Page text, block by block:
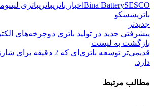
Bina BatterySESCO اخبار باتریباتریباتری لیتیوم
باتریسسکو
جدیدتر
پیشرفتی جدید در تولید باتری‌ دوچرخه‌های
بازگشت به لیست
قدیمی‌تر
توسعه باتری‌ای که 2
دارد.
مطالب مرتبط